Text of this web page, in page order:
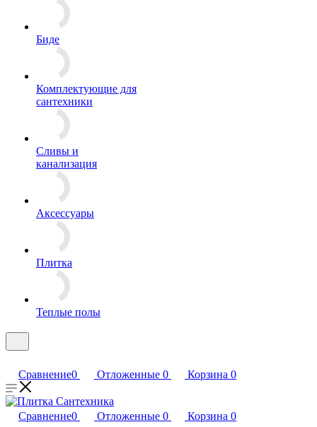
Биде
Комплектующие для
сантехники
Сливы и
канализация
Аксессуары
Плитка
Теплые полы
Сравнение0 Отложенные 0 Корзина 0
Сравнение0 Отложенные 0 Корзина 0